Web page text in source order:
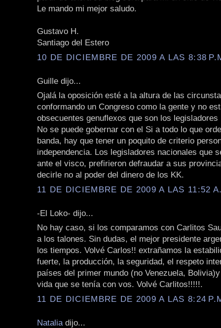
Le mando mi mejor saludo.
Gustavo H.
Santiago del Estero
10 DE DICIEMBRE DE 2009 A LAS 8:38
Guille dijo...
Ojalá la oposición esté a la altura de las
conformando un Congreso como la gente y no
obsecuentes genuflexos que son los
No se puede gobernar con el Si a todo lo que
banda, hay que tener un poquito de criterio
independencia. Los legisladores nacionales que
ante el visco, prefirieron defraudar a sus
decirle no al poder del dinero de los KK.
11 DE DICIEMBRE DE 2009 A LAS 11:52
-El Loko- dijo...
No hay caso, si los comparamos con Carlitos
a los talones. Sin dudas, el mejor presidente
los tiempos. Volvé Carlos!! extrañamos la
fuerte, la producción, la seguridad, el respeto
países del primer mundo (no Venezuela,
vida que se tenía con vos. Volvé Carlitos!!!!!.
11 DE DICIEMBRE DE 2009 A LAS 8:24
Natalia dijo...